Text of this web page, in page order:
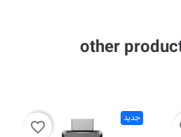
5 other
جدید
favorite_border